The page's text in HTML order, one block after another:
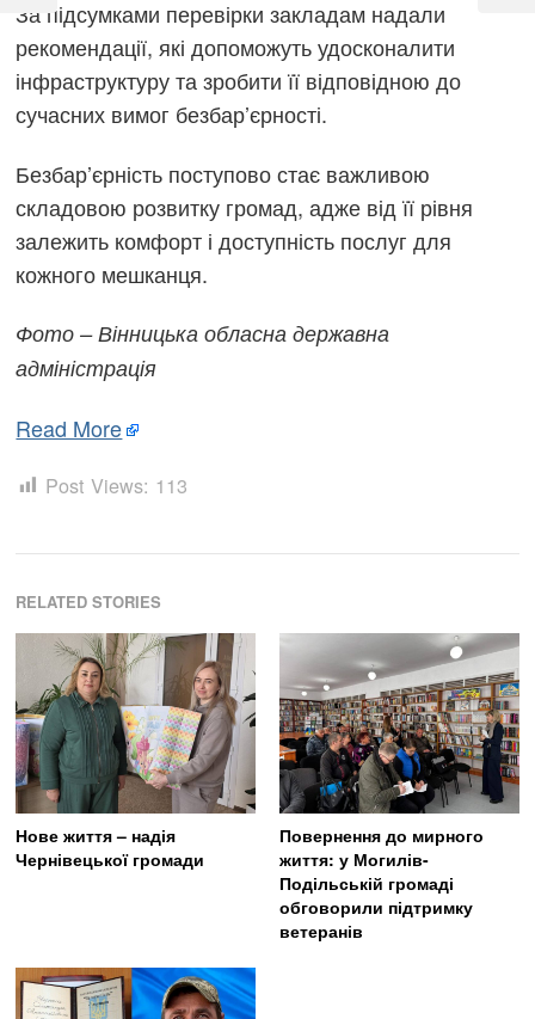
За підсумками перевірки закладам надали
рекомендації, які допоможуть удосконалити
інфраструктуру та зробити її відповідною до
сучасних вимог безбар’єрності.
Безбар’єрність поступово стає важливою
складовою розвитку громад, адже від її рівня
залежить комфорт і доступність послуг для
кожного мешканця.
Фото – Вінницька обласна державна
адміністрація
Read More
Post Views: 113
RELATED STORIES
Нове життя – надія
Чернівецької громади
Повернення до мирного
життя: у Могилів-
Подільській громаді
обговорили підтримку
ветеранів